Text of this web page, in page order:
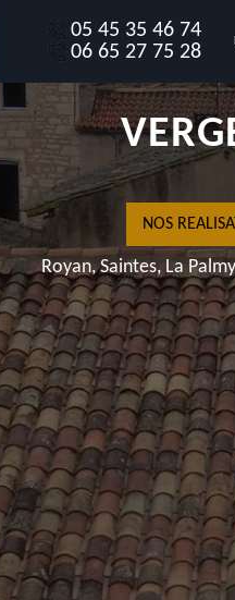
05 45 35 46 74
06 65 27 75 28